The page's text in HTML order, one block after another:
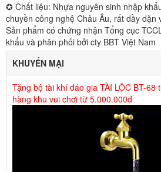
✪ Chất liệu: Nhựa nguyên sinh nhập
chuyền công nghệ Châu Âu, rất dầy dặn
Sản phẩm có chứng nhận Tổng cục
khẩu và phân phối bởi cty BBT Việt Nam
KHUYẾN MẠI
Tặng bộ tài khí đáo gia TÀI LỘC BT-68
hàng khu vui chơi từ 5.000.000đ